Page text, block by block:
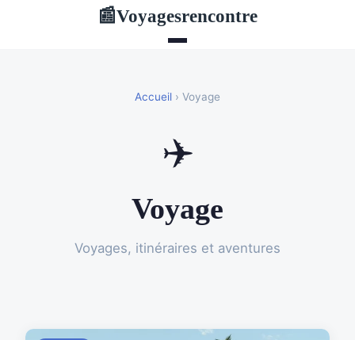
📰Voyagesrencontre
Accueil › Voyage
✈️
Voyage
Voyages, itinéraires et aventures